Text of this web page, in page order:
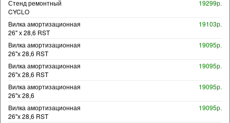
Стенд ремонтный
CYCLO
19299р.
Вилка амортизационная
26" х 28,6 RST
19103р.
Вилка амортизационная
26"х 28,6 RST
19095р.
Вилка амортизационная
26"х 28,6 RST
19095р.
Вилка амортизационная
26"х 28,6
19095р.
Вилка амортизационная
26"х 28,6 RST
19095р.